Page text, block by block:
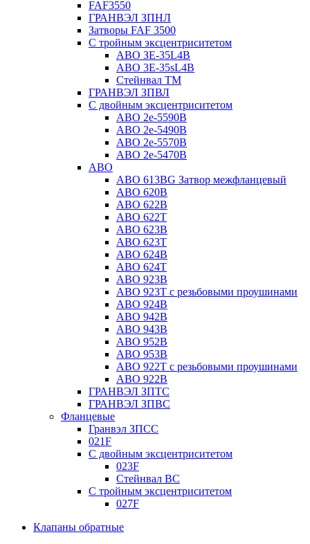
FAF3550
ГРАНВЭЛ ЗПНЛ
Затворы FAF 3500
С тройным эксцентриситетом
ABO ЗE-35L4B
ABO 3E-35sL4B
Стейнвал ТМ
ГРАНВЭЛ ЗПВЛ
С двойным эксцентриситетом
ABO 2e-5590B
ABO 2е-5490B
ABO 2е-5570B
ABO 2е-5470B
ABO
ABO 613BG Затвор межфланцевый
ABO 620B
ABO 622B
ABO 622T
ABO 623B
ABO 623T
ABO 624В
ABO 624Т
ABO 923B
ABO 923Т с резьбовыми проушинами
ABO 924B
ABO 942B
ABO 943B
ABO 952B
ABO 953B
ABO 922T с резьбовыми проушинами
ABO 922B
ГРАНВЭЛ ЗПТС
ГРАНВЭЛ ЗПВС
Фланцевые
Гранвэл ЗПСС
021F
С двойным эксцентриситетом
023F
Стейнвал BC
С тройным эксцентриситетом
027F
Клапаны обратные